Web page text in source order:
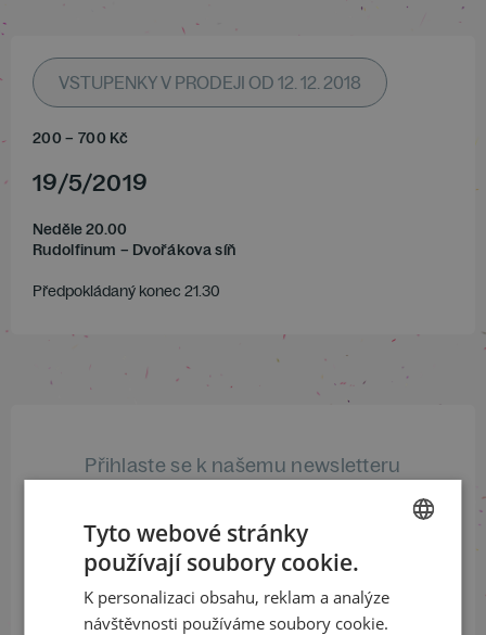
VSTUPENKY V PRODEJI OD 12. 12. 2018
200 – 700 Kč
19/5/2019
Neděle 20.00
Rudolfinum – Dvořákova síň
Předpokládaný konec 21.30
Přihlaste se k našemu newsletteru
ODEBÍRAT NEWSLETTER
ENGLISH
Tyto webové stránky
používají soubory cookie.
K personalizaci obsahu, reklam a analýze
návštěvnosti používáme soubory cookie.